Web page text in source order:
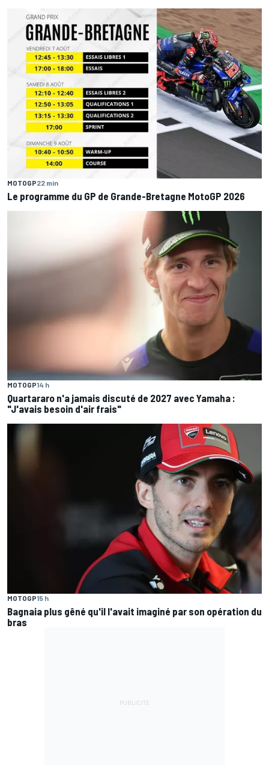
MOTOGP22 min
Le programme du GP de Grande-Bretagne MotoGP 2026
MOTOGP14 h
Quartararo n'a jamais discuté de 2027 avec Yamaha :
"J'avais besoin d'air frais"
MOTOGP15 h
Bagnaia plus gêné qu'il l'avait imaginé par son opération du
bras